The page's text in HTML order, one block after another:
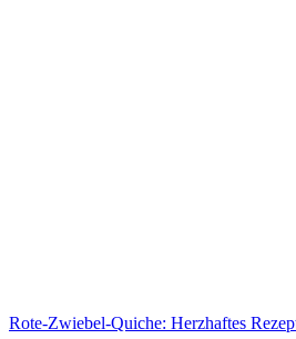
Rote-Zwiebel-Quiche: Herzhaftes